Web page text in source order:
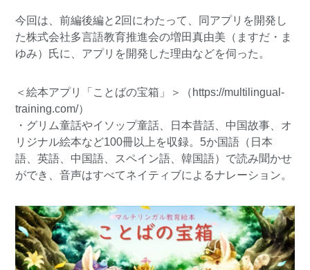
今回は、前編後編と2回にわたって、同アプリを開発し
た株式会社多言語教育推進会の増田真由美（ますだ・ま
ゆみ）氏に、アプリを開発した理由などを伺った。
＜絵本アプリ「ことばの宝箱」＞（ https://multilingual-
training.com/）
・グリム童話やイソップ童話、日本昔話、中国故事、オ
リジナル絵本など100冊以上を収録。5か国語（日本
語、英語、中国語、スペイン語、韓国語）で読み聞かせ
ができ、音声はすべてネイティブによるナレーション。